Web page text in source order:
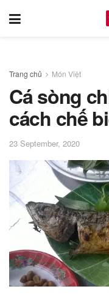
Trang chủ Món Việt
Cá sòng
cách chế
23 September, 2020